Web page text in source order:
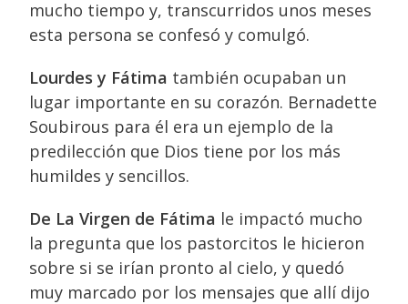
mucho tiempo y, transcurridos unos meses
esta persona se confesó y comulgó.
Lourdes y Fátima también ocupaban un
lugar importante en su corazón. Bernadette
Soubirous para él era un ejemplo de la
predilección que Dios tiene por los más
humildes y sencillos.
De La Virgen de Fátima le impactó mucho
la pregunta que los pastorcitos le hicieron
sobre si se irían pronto al cielo, y quedó
muy marcado por los mensajes que allí dijo